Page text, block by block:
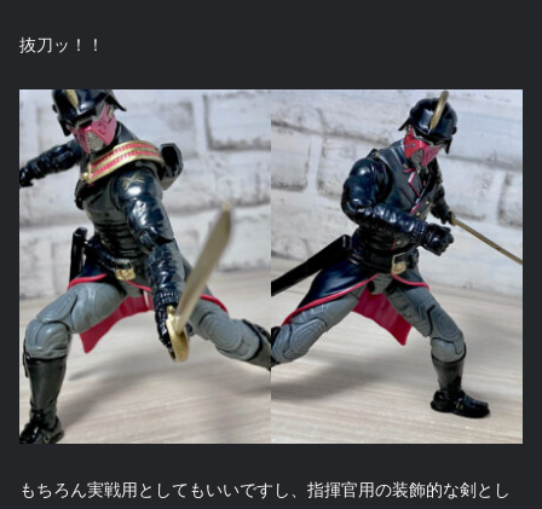
抜刀ッ！！
もちろん実戦用としてもいいですし、指揮官用の装飾的な剣とし